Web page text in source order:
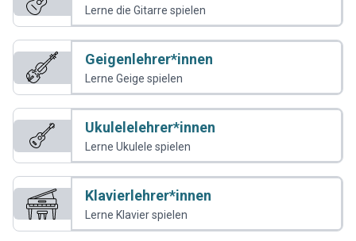
Lerne die Gitarre spielen
Geigenlehrer*innen
Lerne Geige spielen
Ukulelelehrer*innen
Lerne Ukulele spielen
Klavierlehrer*innen
Lerne Klavier spielen